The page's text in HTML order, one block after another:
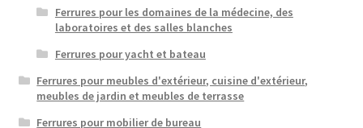
Ferrures pour les domaines de la médecine, des
laboratoires et des salles blanches
Ferrures pour yacht et bateau
Ferrures pour meubles d'extérieur, cuisine d'extérieur,
meubles de jardin et meubles de terrasse
Ferrures pour mobilier de bureau